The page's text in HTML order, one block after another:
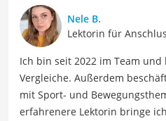
Nele B.
Lektorin für
Ich bin seit 2022 im Team
Vergleiche. Außerdem
mit Sport- und
erfahrenere Lektorin bringe